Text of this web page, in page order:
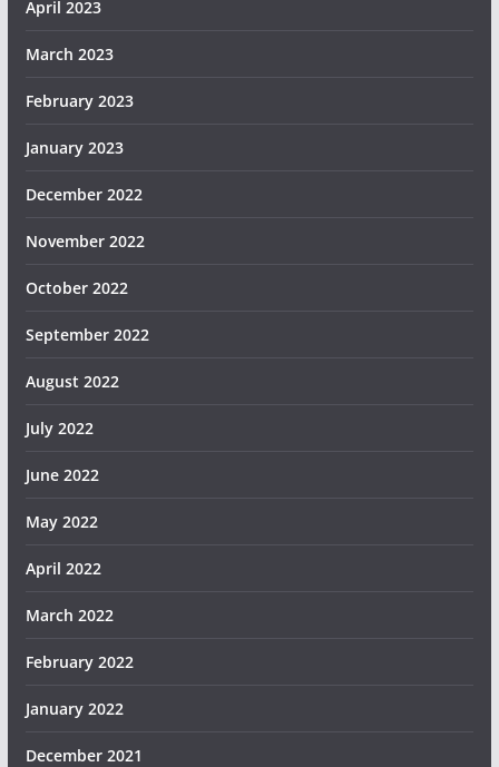
April 2023
March 2023
February 2023
January 2023
December 2022
November 2022
October 2022
September 2022
August 2022
July 2022
June 2022
May 2022
April 2022
March 2022
February 2022
January 2022
December 2021